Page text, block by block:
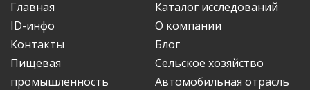
Главная
Каталог исследований
ID-инфо
О компании
Контакты
Блог
Пищевая
промышленность
Сельское хозяйство
Автомобильная отрасль